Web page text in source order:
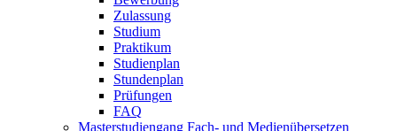
Zulassung
Studium
Praktikum
Studienplan
Stundenplan
Prüfungen
FAQ
Masterstudiengang Fach- und Medienübersetzen